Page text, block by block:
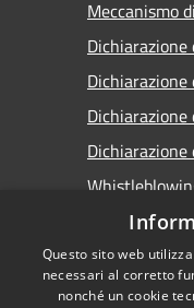
Meccanismo
Dichiarazione
Dichiarazione
Questo sito web
necessari al corretto
nonché un cookie